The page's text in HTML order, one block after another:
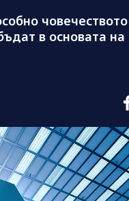
в основата на